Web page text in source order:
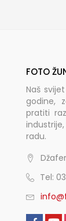
FOTO
Naš
godine,
pratiti
radu.
Tel: